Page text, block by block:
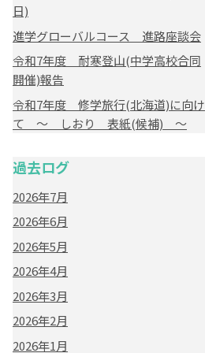
日)
進学グローバルコース 進路座談会
令和7年度 耐寒登山(中学高校合同
開催)報告
令和7年度 修学旅行(北海道)に向け
て ～ しおり 表紙(候補) ～
過去ログ
2026年7月
2026年6月
2026年5月
2026年4月
2026年3月
2026年2月
2026年1月